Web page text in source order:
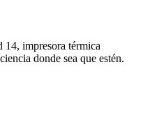
14, impresora térmica
donde sea que estén.